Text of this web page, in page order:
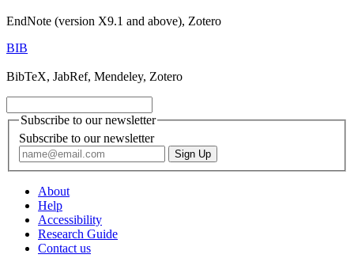
EndNote (version X9.1 and above), Zotero
BIB
BibTeX, JabRef, Mendeley, Zotero
Subscribe to our newsletter
Subscribe to our newsletter
About
Help
Accessibility
Research Guide
Contact us